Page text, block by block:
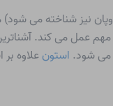
دی متیل کتون، ۲-پروپانون،
عمل می کند.
می شود. استون علاوه